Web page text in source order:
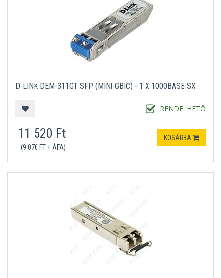
D-LINK DEM-311GT SFP (MINI-GBIC) - 1 X 1000BASE-SX
RENDELHETŐ
11 520 Ft
(9 070 FT + ÁFA)
KOSÁRBA